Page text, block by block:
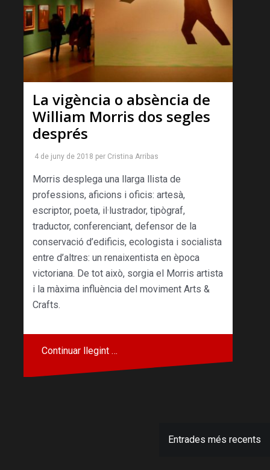
La vigència o absència de
William Morris dos segles
després
4 de juny de 2018 per Cristina Arribas
Morris desplega una llarga llista de
professions, aficions i oficis: artesà,
escriptor, poeta, il·lustrador, tipògraf,
traductor, conferenciant, defensor de la
conservació d’edificis, ecologista i socialista
entre d’altres: un renaixentista en època
victoriana. De tot això, sorgia el Morris artista
i la màxima influència del moviment Arts &
Crafts.
Continuar llegint …
Entrades més recents